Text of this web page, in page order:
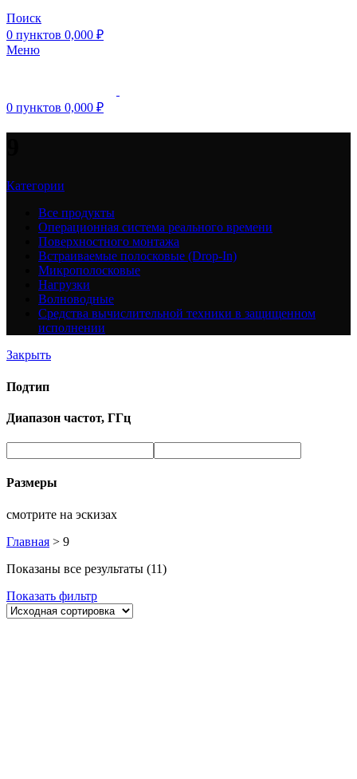
Поиск
0 пунктов 0,000 ₽
Меню
0 пунктов 0,000 ₽
Категории
Все продукты
Операционная система реального времени
Поверхностного монтажа
Встраиваемые полосковые (Drop-In)
Микрополосковые
Нагрузки
Волноводные
Средства вычислительной техники в защищенном
исполнении
Закрыть
Подтип
Диапазон частот, ГГц
Размеры
смотрите на эскизах
Главная > 9
Показаны все результаты (11)
Показать фильтр